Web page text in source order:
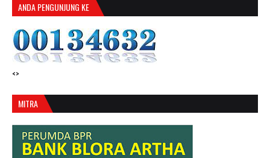
ANDA PENGUNJUNG KE
<>
MITRA